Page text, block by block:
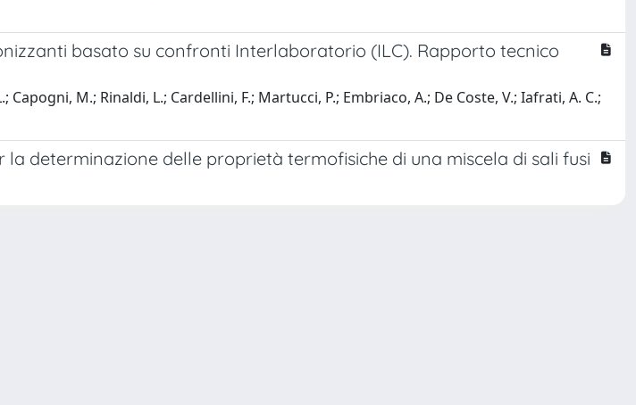
basato su confronti Interlaboratorio (ILC). Rapporto tecnico
M.; Rinaldi, L.; Cardellini, F.; Martucci, P.; Embriaco, A.; De Coste, V.; Iafrati, A. C.;
determinazione delle proprietà termofisiche di una miscela di sali fusi